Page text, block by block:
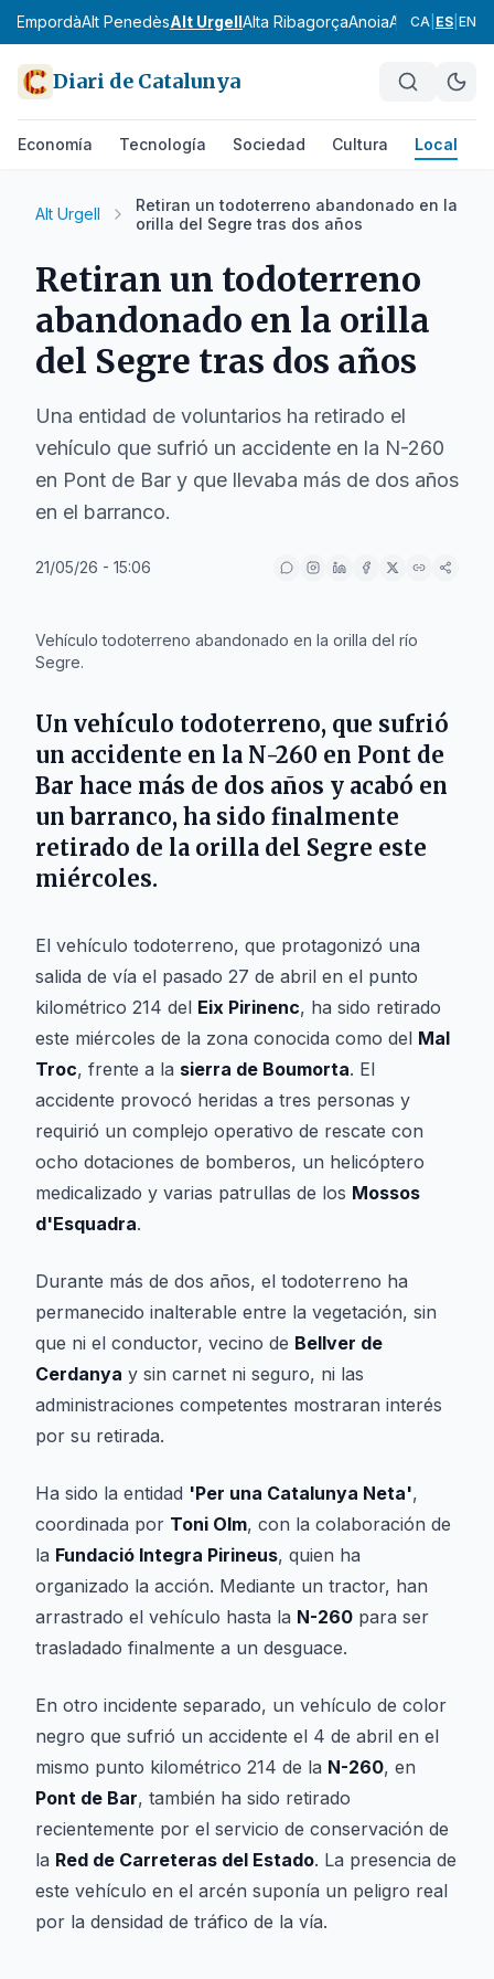
EmpordàAlt PenedèsAlt UrgellAlta RibagorçaAnoiaAranBages
CA ES EN
Diari de Catalunya
Economía Tecnología Sociedad Cultura Local
Alt Urgell
Retiran un todoterreno abandonado en la
orilla del Segre tras dos años
Retiran un todoterreno
abandonado en la orilla
del Segre tras dos años
Una entidad de voluntarios ha retirado el
vehículo que sufrió un accidente en la N-260
en Pont de Bar y que llevaba más de dos años
en el barranco.
21/05/26 - 15:06
Vehículo todoterreno abandonado en la orilla del río
Segre.
Un vehículo todoterreno, que sufrió
un accidente en la N-260 en Pont de
Bar hace más de dos años y acabó en
un barranco, ha sido finalmente
retirado de la orilla del Segre este
miércoles.
El vehículo todoterreno, que protagonizó una
salida de vía el pasado 27 de abril en el punto
kilométrico 214 del Eix Pirinenc, ha sido retirado
este miércoles de la zona conocida como del Mal
Troc, frente a la sierra de Boumorta. El
accidente provocó heridas a tres personas y
requirió un complejo operativo de rescate con
ocho dotaciones de bomberos, un helicóptero
medicalizado y varias patrullas de los Mossos
d'Esquadra.
Durante más de dos años, el todoterreno ha
permanecido inalterable entre la vegetación, sin
que ni el conductor, vecino de Bellver de
Cerdanya y sin carnet ni seguro, ni las
administraciones competentes mostraran interés
por su retirada.
Ha sido la entidad 'Per una Catalunya Neta',
coordinada por Toni Olm, con la colaboración de
la Fundació Integra Pirineus, quien ha
organizado la acción. Mediante un tractor, han
arrastrado el vehículo hasta la N-260 para ser
trasladado finalmente a un desguace.
En otro incidente separado, un vehículo de color
negro que sufrió un accidente el 4 de abril en el
mismo punto kilométrico 214 de la N-260, en
Pont de Bar, también ha sido retirado
recientemente por el servicio de conservación de
la Red de Carreteras del Estado. La presencia de
este vehículo en el arcén suponía un peligro real
por la densidad de tráfico de la vía.